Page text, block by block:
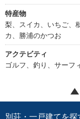
特産物
梨、スイカ、いちご、
カ、勝浦のかつお
アクテビティ
ゴルフ、釣り、サーフ
別荘・一戸建てを探